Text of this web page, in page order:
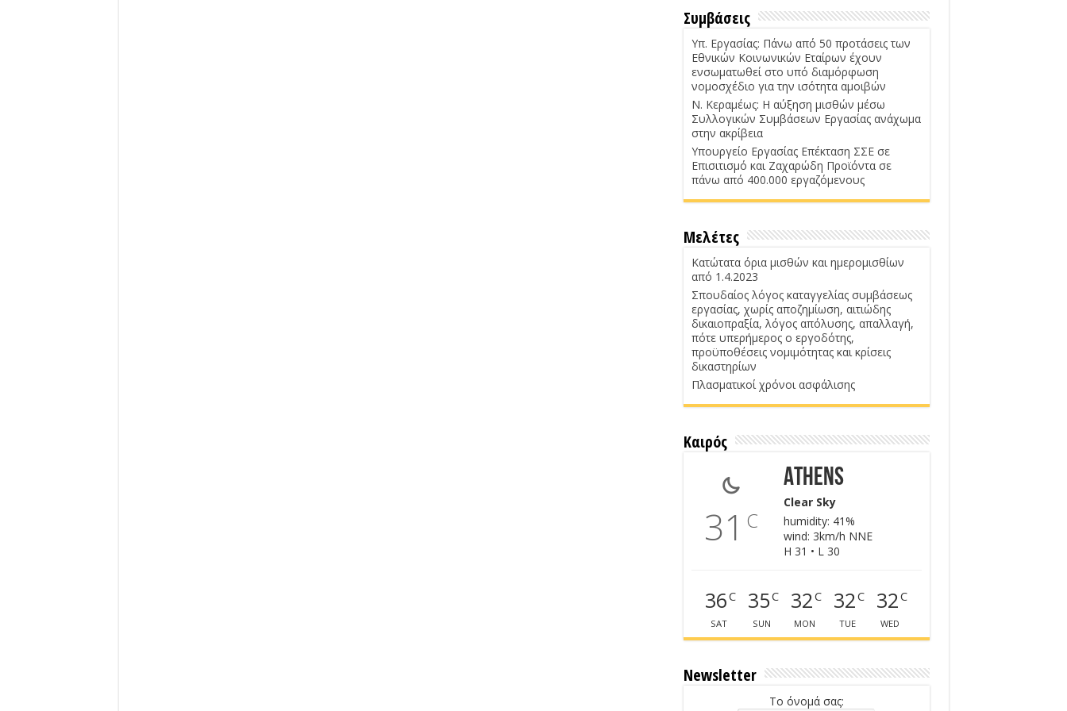
Συμβάσεις
Υπ. Εργασίας: Πάνω από 50 προτάσεις των
Εθνικών Κοινωνικών Εταίρων έχουν
ενσωματωθεί στο υπό διαμόρφωση
νομοσχέδιο για την ισότητα αμοιβών
Ν. Κεραμέως: Η αύξηση μισθών μέσω
Συλλογικών Συμβάσεων Εργασίας ανάχωμα
στην ακρίβεια
Υπουργείο Εργασίας Επέκταση ΣΣΕ σε
Επισιτισμό και Ζαχαρώδη Προϊόντα σε
πάνω από 400.000 εργαζόμενους
Μελέτες
Κατώτατα όρια μισθών και ημερομισθίων
από 1.4.2023
Σπουδαίος λόγος καταγγελίας συμβάσεως
εργασίας, χωρίς αποζημίωση, αιτιώδης
δικαιοπραξία, λόγος απόλυσης, απαλλαγή,
πότε υπερήμερος ο εργοδότης,
προϋποθέσεις νομιμότητας και κρίσεις
δικαστηρίων
Πλασματικοί χρόνοι ασφάλισης
Καιρός
31 C
Athens
Clear Sky
humidity: 41%
wind: 3km/h NNE
H 31 • L 30
36C
SAT
35C
SUN
32C
MON
32C
TUE
32C
WED
Newsletter
Το όνομά σας: